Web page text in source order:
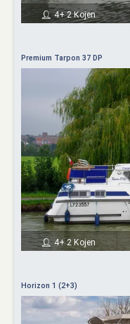
4+ 2 Kojen
Premium Tarpon 37 DP
4+ 2 Kojen
Horizon 1 (2+3)